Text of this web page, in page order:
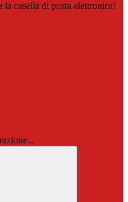
casella di posta elettronica!